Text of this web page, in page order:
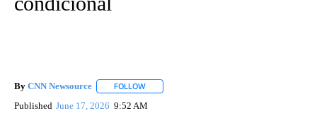
By CNN Newsource FOLLOW
Published June 17, 2026 9:52 AM